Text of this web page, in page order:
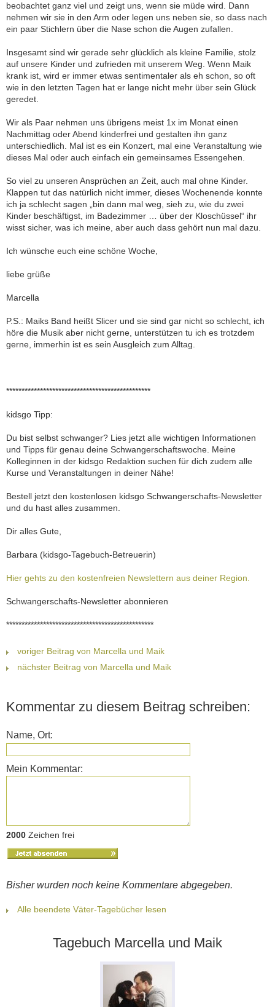
beobachtet ganz viel und zeigt uns, wenn sie müde wird. Dann
nehmen wir sie in den Arm oder legen uns neben sie, so dass nach
ein paar Stichlern über die Nase schon die Augen zufallen.
Insgesamt sind wir gerade sehr glücklich als kleine Familie, stolz
auf unsere Kinder und zufrieden mit unserem Weg. Wenn Maik
krank ist, wird er immer etwas sentimentaler als eh schon, so oft
wie in den letzten Tagen hat er lange nicht mehr über sein Glück
geredet.
Wir als Paar nehmen uns übrigens meist 1x im Monat einen
Nachmittag oder Abend kinderfrei und gestalten ihn ganz
unterschiedlich. Mal ist es ein Konzert, mal eine Veranstaltung wie
dieses Mal oder auch einfach ein gemeinsames Essengehen.
So viel zu unseren Ansprüchen an Zeit, auch mal ohne Kinder.
Klappen tut das natürlich nicht immer, dieses Wochenende konnte
ich ja schlecht sagen „bin dann mal weg, sieh zu, wie du zwei
Kinder beschäftigst, im Badezimmer … über der Kloschüssel“ ihr
wisst sicher, was ich meine, aber auch dass gehört nun mal dazu.
Ich wünsche euch eine schöne Woche,
liebe grüße
Marcella
P.S.: Maiks Band heißt Slicer und sie sind gar nicht so schlecht, ich
höre die Musik aber nicht gerne, unterstützen tu ich es trotzdem
gerne, immerhin ist es sein Ausgleich zum Alltag.
***********************************************
kidsgo Tipp:
Du bist selbst schwanger? Lies jetzt alle wichtigen Informationen
und Tipps für genau deine Schwangerschaftswoche. Meine
Kolleginnen in der kidsgo Redaktion suchen für dich zudem alle
Kurse und Veranstaltungen in deiner Nähe!
Bestell jetzt den kostenlosen kidsgo Schwangerschafts-Newsletter
und du hast alles zusammen.
Dir alles Gute,
Barbara (kidsgo-Tagebuch-Betreuerin)
Hier gehts zu den kostenfreien Newslettern aus deiner Region.
Schwangerschafts-Newsletter abonnieren
************************************************
voriger Beitrag von Marcella und Maik
nächster Beitrag von Marcella und Maik
Kommentar zu diesem Beitrag schreiben:
Name, Ort:
Mein Kommentar:
2000 Zeichen frei
Bisher wurden noch keine Kommentare abgegeben.
Alle beendete Väter-Tagebücher lesen
Tagebuch Marcella und Maik